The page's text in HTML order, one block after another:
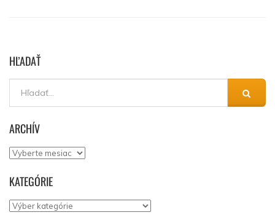
HĽADAŤ
ARCHÍV
Archív
KATEGÓRIE
Kategórie